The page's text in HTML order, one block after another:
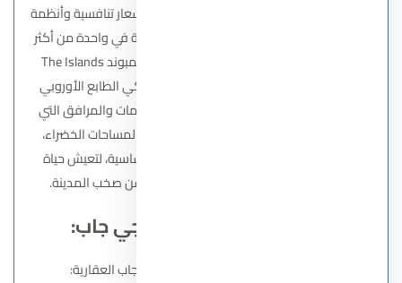
يمنح المشروع عملاءه فرصة مميزة للتملك بأسعار تنافسية وأنظمة
سداد مرنة، مما يجعله فرصة استثمارية حقيقية في واحدة من أكثر
المناطق الواعدة في العاصمة. كما يتمتع كمبوند The Islands
New Capital بتصميمات معمارية عصرية تحاكي الطابع الأوروبي
الحديث، إلى جانب مجموعة متكاملة من الخدمات والمرافق التي
توفر تجربة معيشية مريحة ومتكاملة، تشمل المساحات الخضراء،
والمناطق الترفيهية، والمرافق الخدمية الأساسية، لتعيش حياة
متوازنة تجمع بين الهدوء والرفاهية بعيدًا عن صخب المدينة.
مشاريع أخرى لشركة ايجي جاب:
إليك بعض أسماء مشاريع شركة إيجي جاب العقارية: